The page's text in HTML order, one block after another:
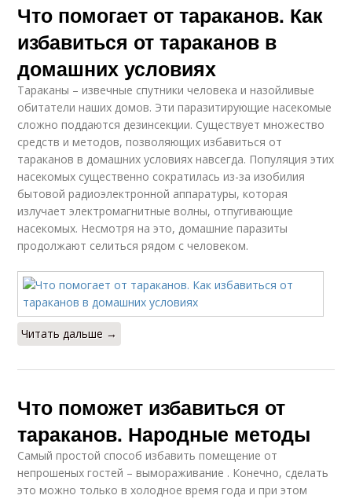
Что помогает от тараканов. Как
избавиться от тараканов в
домашних условиях
Тараканы – извечные спутники человека и назойливые
обитатели наших домов. Эти паразитирующие насекомые
сложно поддаются дезинсекции. Существует множество
средств и методов, позволяющих избавиться от
тараканов в домашних условиях навсегда. Популяция этих
насекомых существенно сократилась из-за изобилия
бытовой радиоэлектронной аппаратуры, которая
излучает электромагнитные волны, отпугивающие
насекомых. Несмотря на это, домашние паразиты
продолжают селиться рядом с человеком.
Читать дальше →
Что поможет избавиться от
тараканов. Народные методы
Самый простой способ избавить помещение от
непрошеных гостей – вымораживание . Конечно, сделать
это можно только в холодное время года и при этом